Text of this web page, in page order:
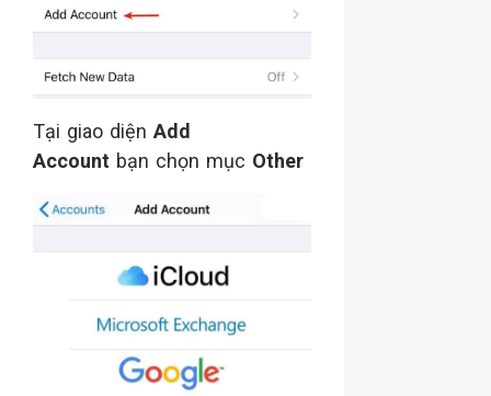
Tại giao diện Add
Account bạn chọn mục Other